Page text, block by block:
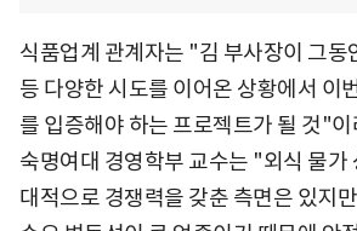
식품업계 관계자는 "김 부사장이 그동
등 다양한 시도를 이어온 상황에서 이
를 입증해야 하는 프로젝트가 될 것"
숙명여대 경영학부 교수는 "외식 물가
대적으로 경쟁력을 갖춘 측면은 있지